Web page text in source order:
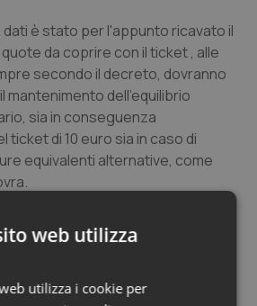
dati è stato per l'appunto ricavato il
da coprire con il ticket , alle
secondo il decreto, dovranno
mantenimento dell'equilibrio
sia in conseguenza
ticket di 10 euro sia in caso di
equivalenti alternative, come
ipotesi è alla base del decreto
volontà espressa da alcune
alternative al ticket di 10
principali del ricalcolo degli oneri
web utilizza
utilizza i cookie per